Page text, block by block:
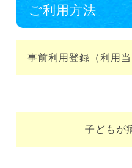
ご利用方法
事前利用登録（利用
子どもが